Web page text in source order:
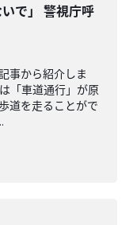
で」 警視庁呼
事から紹介しま
「車道通行」が原
道を走ることがで